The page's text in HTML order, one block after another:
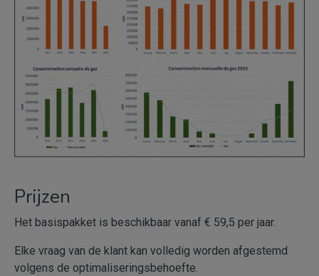
Prijzen
Het basispakket is beschikbaar vanaf € 59,5 per jaar.
Elke vraag van de klant kan volledig worden afgestemd
volgens de optimaliseringsbehoefte.